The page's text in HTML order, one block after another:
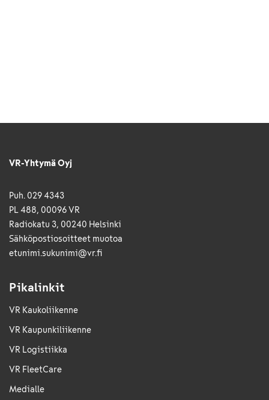
VR-Yhtymä Oyj
Puh. 029 4343
PL 488, 00096 VR
Radiokatu 3, 00240 Helsinki
Sähkö­posti­osoitteet muotoa
etunimi.sukunimi@vr.fi
Pikalinkit
VR Kaukoliikenne
VR Kaupunkiliikenne
VR Logistiikka
VR FleetCare
Medialle